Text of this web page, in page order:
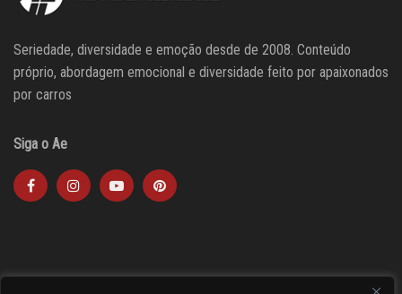
Seriedade, diversidade e emoção desde de 2008. Conteúdo
próprio, abordagem emocional e diversidade feito por apaixonados
por carros
Siga o Ae